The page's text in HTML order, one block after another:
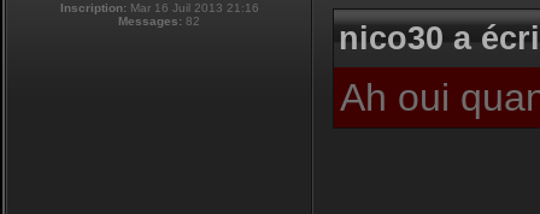
Inscription: Mar 16 Juil 2013 21:16
Messages: 82 nico30 a
Ah oui